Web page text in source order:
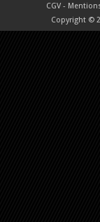
CGV -
Copyright ©